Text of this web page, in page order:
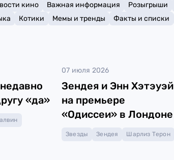
кино Важная информация Розыгрыши
Котики Мемы и тренды Факты и списки
«да»
07 июля 2026
Зендея и Энн Хэтэуэй
на премьере
«Одиссеи» в Лондоне
Звезды Зендея Шарлиз Терон